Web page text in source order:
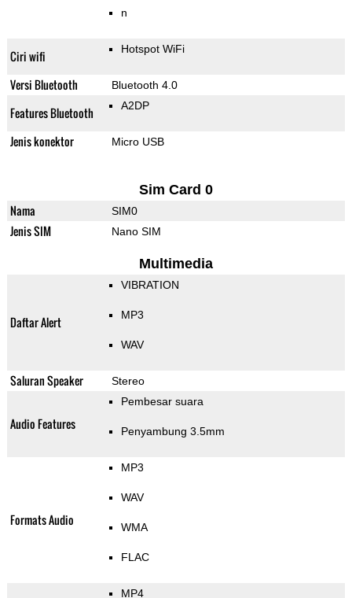
n
Ciri wifi Hotspot WiFi
Versi Bluetooth Bluetooth 4.0
Features Bluetooth A2DP
Jenis konektor Micro USB
Sim Card 0
Nama SIM0
Jenis SIM Nano SIM
Multimedia
Daftar Alert
VIBRATION
MP3
WAV
Saluran Speaker Stereo
Audio Features
Pembesar suara
Penyambung 3.5mm
Formats Audio
MP3
WAV
WMA
FLAC
MP4